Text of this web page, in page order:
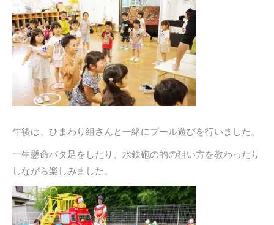
午後は、ひまわり組さんと一緒にプール遊びを行いました。
一生懸命バタ足をしたり、水鉄砲の的の狙い方を教わったり
しながら楽しみました。